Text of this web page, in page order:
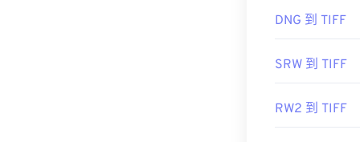
https://
DNG 到 TIFF
SRW 到 TIFF
RW2 到 TIFF